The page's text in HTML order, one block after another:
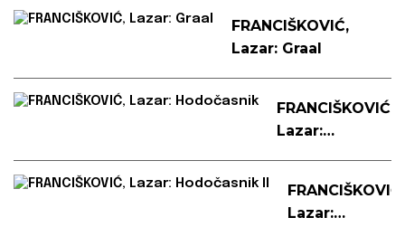
FRANCIŠKOVIĆ,
Lazar: Graal
FRANCIŠKOVIĆ,
Lazar:
FRANCIŠKOVIĆ,
Lazar: